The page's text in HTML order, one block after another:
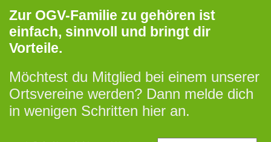
Zur OGV-Familie zu gehören ist
einfach, sinnvoll und bringt dir
Vorteile.
Möchtest du Mitglied bei einem unserer
Ortsvereine werden? Dann melde dich
in wenigen Schritten hier an.